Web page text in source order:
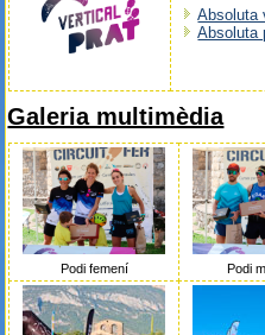
Absoluta
Absoluta
Galeria multimèdia
Podi femení Podi